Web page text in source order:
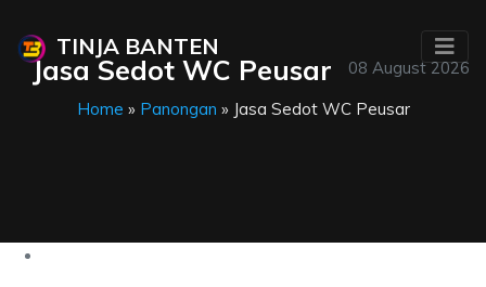
TINJA BANTEN
08 August 2026
Jasa Sedot WC Peusar
Home » Panongan » Jasa Sedot WC Peusar